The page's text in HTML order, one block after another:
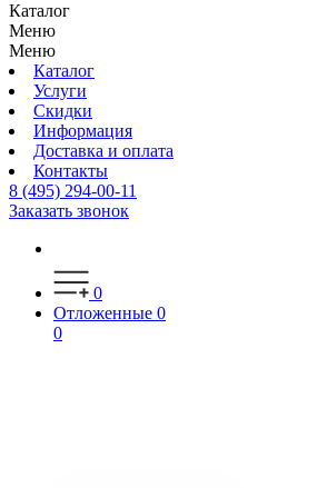
Каталог
Меню
Меню
Каталог
Услуги
Скидки
Информация
Доставка и оплата
Контакты
8 (495) 294-00-11
Заказать звонок
0
Отложенные 0
0